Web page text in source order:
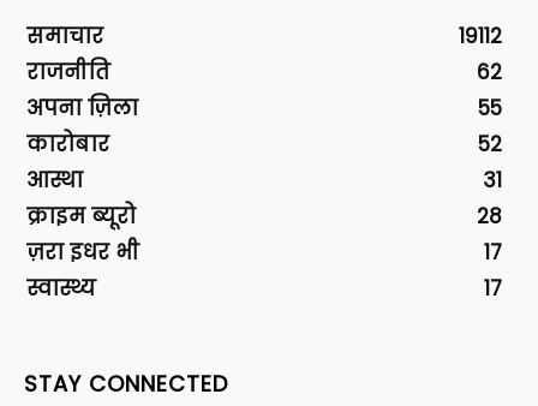
समाचार
19112
राजनीति
62
अपना ज़िला
55
कारोबार
52
आस्था
31
क्राइम ब्यूरो
28
ज़रा इधर भी
17
स्वास्थ्य
17
STAY CONNECTED